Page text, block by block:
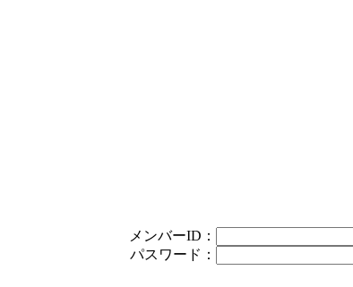
メンバーID：
パスワード：